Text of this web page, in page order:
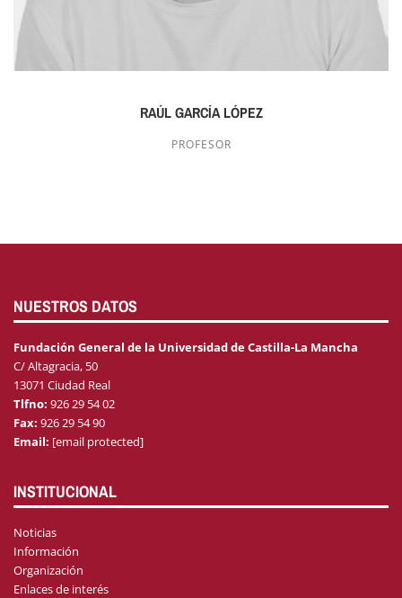
RAÚL GARCÍA LÓPEZ
PROFESOR
NUESTROS DATOS
Fundación General de la Universidad de Castilla-La Mancha
C/ Altagracia, 50
13071 Ciudad Real
Tlfno: 926 29 54 02
Fax: 926 29 54 90
Email: [email protected]
INSTITUCIONAL
Noticias
Información
Organización
Enlaces de interés